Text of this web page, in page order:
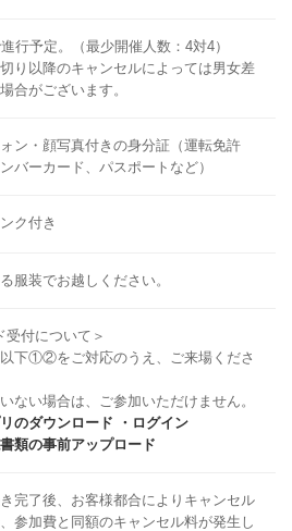
行予定。（最少開催人数：4対4）
り以降のキャンセルによっては男女差
合がございます。
ン・顔写真付きの身分証（運転免許
バーカード、パスポートなど）
ク付き
服装でお越しください。
受付について＞
以下①②をご対応のうえ、ご来場くださ
ない場合は、ご参加いただけません。
のダウンロード ・ログイン
類の事前アップロード
完了後、お客様都合によりキャンセル
参加費と同額のキャンセル料が発生し